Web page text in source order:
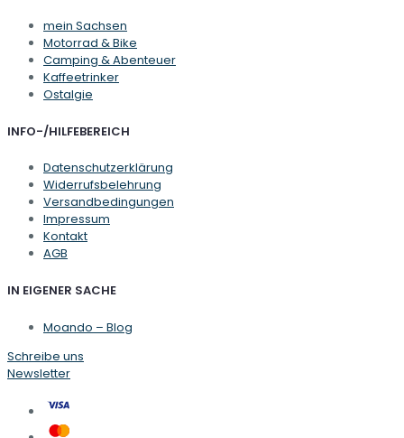
mein Sachsen
Motorrad & Bike
Camping & Abenteuer
Kaffeetrinker
Ostalgie
INFO-/HILFEBEREICH
Datenschutzerklärung
Widerrufsbelehrung
Versandbedingungen
Impressum
Kontakt
AGB
IN EIGENER SACHE
Moando – Blog
Schreibe uns
Newsletter